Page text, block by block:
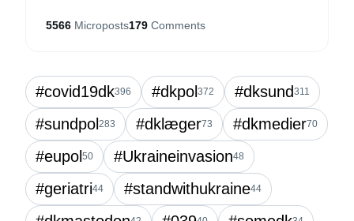
5566 Microposts179 Comments
#covid19dk396 #dkpol372 #dksund311
#sundpol283 #dklæger73 #dkmedier70
#eupol50 #Ukraineinvasion48
#geriatri44 #standwithukraine44